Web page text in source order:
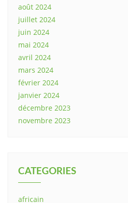
août 2024
juillet 2024
juin 2024
mai 2024
avril 2024
mars 2024
février 2024
janvier 2024
décembre 2023
novembre 2023
CATEGORIES
africain